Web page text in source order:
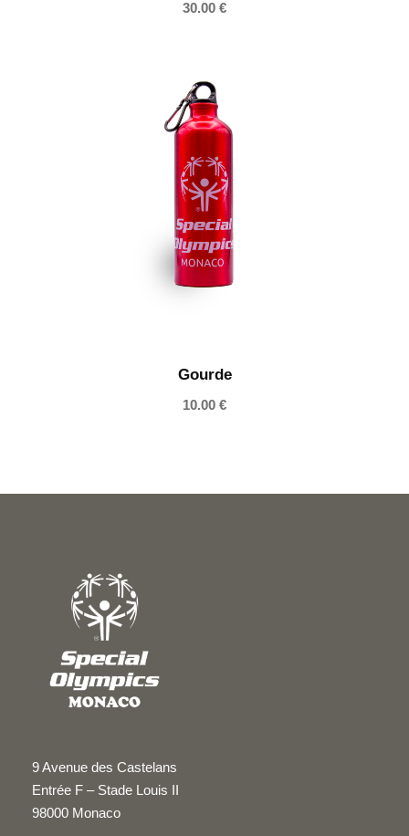
30.00 €
Gourde
10.00 €
9 Avenue des Castelans
Entrée F – Stade Louis II
98000 Monaco